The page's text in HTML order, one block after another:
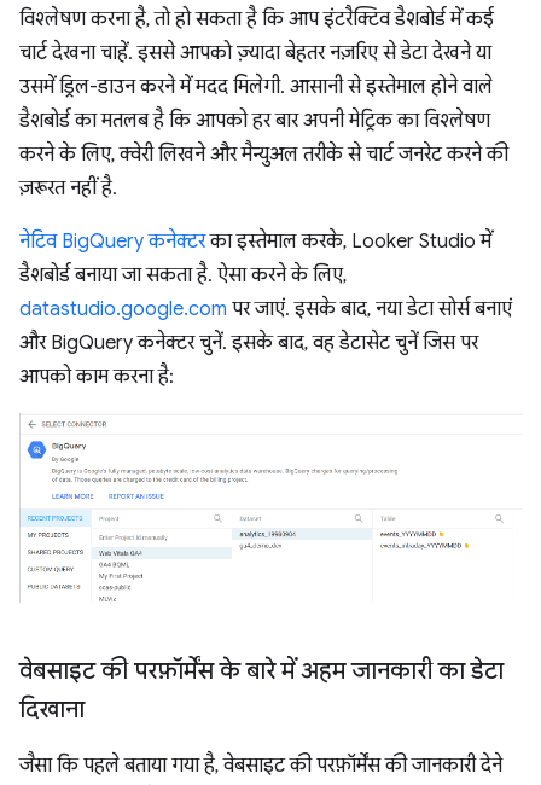
विश्लेषण करना है, तो हो सकता है कि आप इंटरैक्टिव डैशबोर्ड में कई
चार्ट देखना चाहें. इससे आपको ज़्यादा बेहतर नज़रिए से डेटा देखने या
उसमें ड्रिल-डाउन करने में मदद मिलेगी. आसानी से इस्तेमाल होने वाले
डैशबोर्ड का मतलब है कि आपको हर बार अपनी मेट्रिक का विश्लेषण
करने के लिए, क्वेरी लिखने और मैन्युअल तरीके से चार्ट जनरेट करने की
ज़रूरत नहीं है.
नेटिव BigQuery कनेक्टरका इस्तेमाल करके, Looker Studio में
डैशबोर्ड बनाया जा सकता है. ऐसा करने के लिए,
datastudio.google.com पर जाएं. इसके बाद, नया डेटा सोर्स बनाएं
और BigQuery कनेक्टर चुनें. इसके बाद, वह डेटासेट चुनें जिस पर
आपको काम करना है:
वेबसाइट की परफ़ॉर्मेंस के बारे में अहम जानकारी का डेटा
दिखाना
जैसा कि पहले बताया गया है, वेबसाइट की परफ़ॉर्मेंस की जानकारी देने